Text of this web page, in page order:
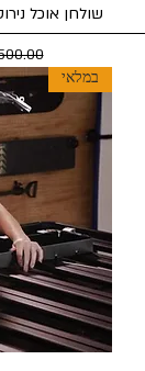
שולחן אוכל
מחיר‏4,500.00 ‏₪
במלאי